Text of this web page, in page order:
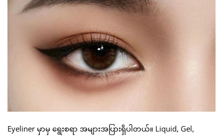
Eyeliner မှာမှ ရွေးစရာ အများအပြားရှိပါတယ်။ Liquid, Gel,